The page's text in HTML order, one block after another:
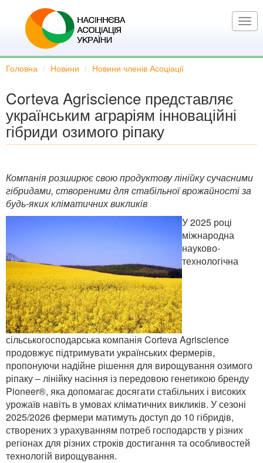
основного
Головна Новини Новини членів Асоціації
Corteva Agriscience представляє
українським аграріям інноваційні
гібриди озимого ріпаку
Компанія розширює свою продуктову лінійку сучасними
гібридами, створеними для стабільної врожайності за
будь-яких кліматичних викликів
У 2025 році
міжнародна
науково-
технологічна
сільськогосподарська компанія Corteva Agriscience
продовжує підтримувати українських фермерів,
пропонуючи надійне рішення для вирощування озимого
ріпаку – лінійку насіння із передовою генетикою бренду
Pioneer®, яка допомагає досягати стабільних і високих
урожаїв навіть в умовах кліматичних викликів. У сезоні
2025/2026 фермери матимуть доступ до 10 гібридів,
створених з урахуванням потреб господарств у різних
регіонах для різних строків достигання та особливостей
технологій вирощування.